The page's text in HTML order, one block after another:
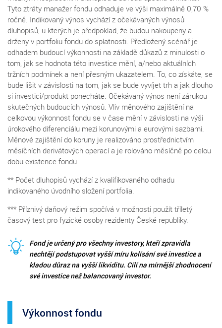
Tyto ztráty manažer fondu odhaduje ve výši maximálně 0,70 %
ročně. Indikovaný výnos vychází z očekávaných výnosů
dluhopisů, u kterých je předpoklad, že budou nakoupeny a
drženy v portfoliu fondu do splatnosti. Předložený scénář je
odhadem budoucí výkonnosti na základě důkazů z minulosti o
tom, jak se hodnota této investice mění, a/nebo aktuálních
tržních podmínek a není přesným ukazatelem. To, co získáte, se
bude lišit v závislosti na tom, jak se bude vyvíjet trh a jak dlouho
si investici/produkt ponecháte. Očekávaný výnos není zárukou
skutečných budoucích výnosů. Vliv měnového zajištění na
celkovou výkonnost fondu se v čase mění v závislosti na výši
úrokového diferenciálu mezi korunovými a eurovými sazbami.
Měnové zajištění do koruny je realizováno prostřednictvím
měsíčních derivátových operací a je rolováno měsíčně po celou
dobu existence fondu.
** Počet dluhopisů vychází z kvalifikovaného odhadu
indikovaného úvodního složení portfolia.
*** Příznivý daňový režim spočívá v možnosti použít tříletý
časový test pro fyzické osoby rezidenty České republiky.
Fond je určený pro všechny investory, kteří zpravidla
nechtějí podstupovat vyšší míru kolísání své investice a
kladou důraz na vyšší likviditu. Cílí na mírnější zhodnocení
své investice než balancovaný investor.
Výkonnost fondu